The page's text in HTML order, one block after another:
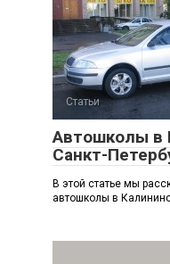
Статьи
Автошколы в
Санкт-
В этой статье мы
автошколы в